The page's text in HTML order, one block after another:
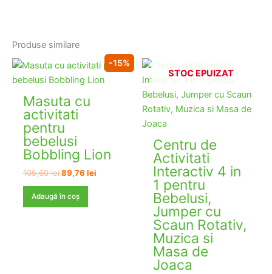
Produse similare
-15%
Masuta cu
activitati
pentru
bebelusi
Bobbling Lion
105,60lei Prețul
a
fost:
89,76 leiPrețul
Adaugă în coș
STOC EPUIZAT
Centru de
Activitati
Interactiv 4 in
1 pentru
Bebelusi,
Jumper cu
Scaun Rotativ,
Muzica si
Masa de
Joaca